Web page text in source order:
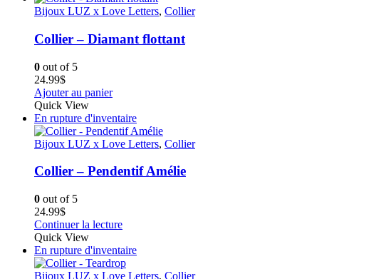
Bijoux LUZ x Love Letters, Collier
Collier – Diamant flottant
0 out of 5
24.99$
Ajouter au panier
Quick View
En rupture d'inventaire
Bijoux LUZ x Love Letters, Collier
Collier – Pendentif Amélie
0 out of 5
24.99$
Continuer la lecture
Quick View
En rupture d'inventaire
Bijoux LUZ x Love Letters, Collier